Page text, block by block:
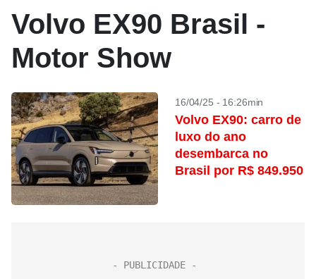
Volvo EX90 Brasil -
Motor Show
16/04/25 - 16:26min
Volvo EX90: carro de
luxo do ano
desembarca no
Brasil por R$ 849.950